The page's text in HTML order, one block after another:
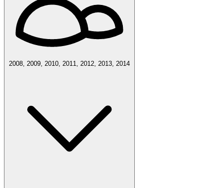
2008, 2009, 2010, 2011, 2012, 2013, 2014